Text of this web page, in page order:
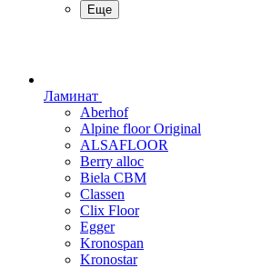
Еще
Ламинат
Aberhof
Alpine floor Original
ALSAFLOOR
Berry alloc
Biela CBM
Classen
Clix Floor
Egger
Kronospan
Kronostar